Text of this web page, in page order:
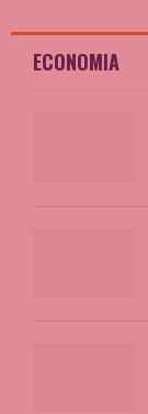
ECONOMIA